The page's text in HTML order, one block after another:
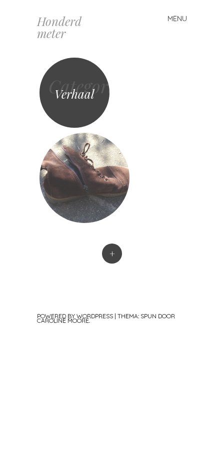
Honderd
meter
MENU
Spring
naar
Categorie
Verhaal
+
POWERED BY WORDPRESS | THEMA: SPUN DOOR
CAROLINE MOORE